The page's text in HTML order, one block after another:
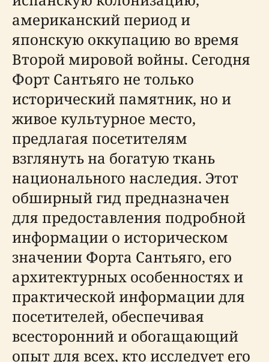
американский период и
японскую оккупацию во время
Второй мировой войны. Сегодня
Форт Сантьяго не только
исторический памятник, но и
живое культурное место,
предлагая посетителям
взглянуть на богатую ткань
национального наследия. Этот
обширный гид предназначен
для предоставления подробной
информации о историческом
значении Форта Сантьяго, его
архитектурных особенностях и
практической информации для
посетителей, обеспечивая
всесторонний и обогащающий
опыт для всех, кто исследует его